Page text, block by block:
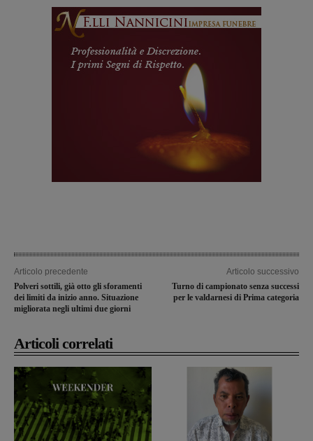
Articolo precedente
Polveri sottili, già otto gli sforamenti
dei limiti da inizio anno. Situazione
migliorata negli ultimi due giorni
Articolo successivo
Turno di campionato senza successi
per le valdarnesi di Prima categoria
Articoli correlati